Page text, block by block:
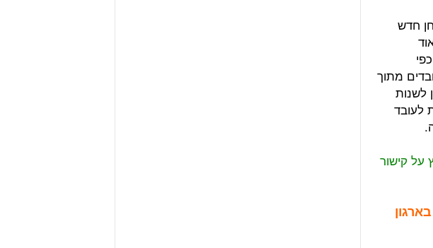
חדש
יצירתיות וכדי למקסם את התוצאות (שמתורגמות לרווחים מוכחים מבחינת ROI כפי
מתוך
לשנות
לעובד
על קישור